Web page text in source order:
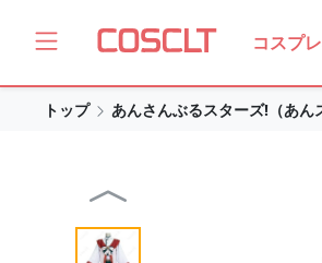
コスプ
トップ あんさんぶるスターズ!（あん